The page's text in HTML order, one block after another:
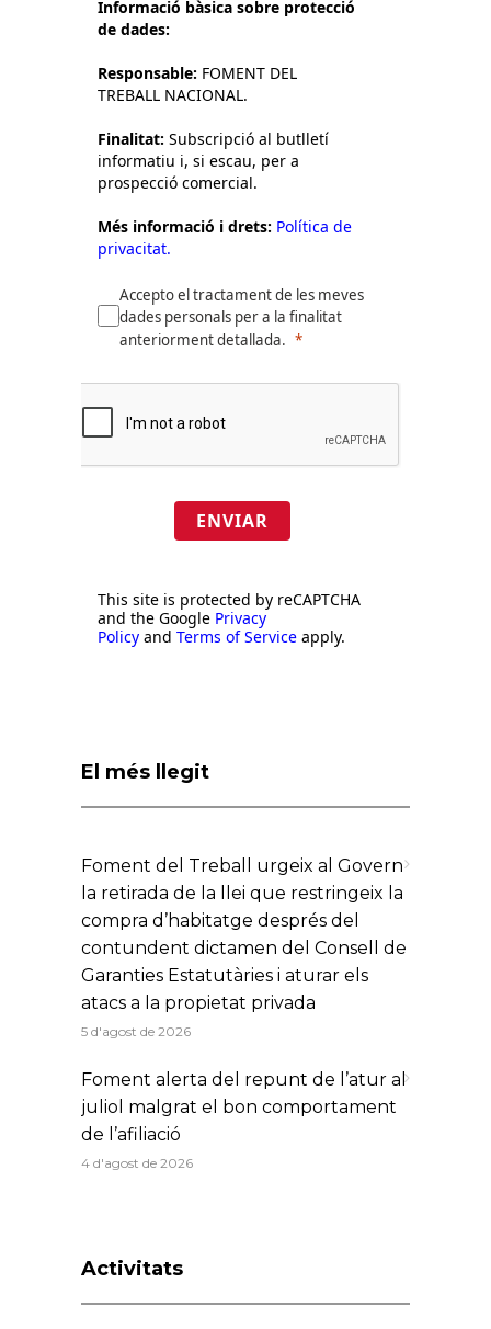
de dades:
Responsable: FOMENT DEL
TREBALL NACIONAL.
Finalitat: Subscripció al butlletí
informatiu i, si escau, per a
prospecció comercial.
Més informació i drets: Política de
privacitat.
Accepto el tractament de les meves
dades personals per a la finalitat
anteriorment detallada.
ENVIAR
This site is protected by reCAPTCHA
and the Google Privacy
Policy and Terms of Service apply.
El més llegit
Foment del Treball urgeix al Govern
la retirada de la llei que restringeix la
compra d’habitatge després del
contundent dictamen del Consell de
Garanties Estatutàries i aturar els
atacs a la propietat privada
5 d'agost de 2026
Foment alerta del repunt de l’atur al
juliol malgrat el bon comportament
de l’afiliació
4 d'agost de 2026
Activitats